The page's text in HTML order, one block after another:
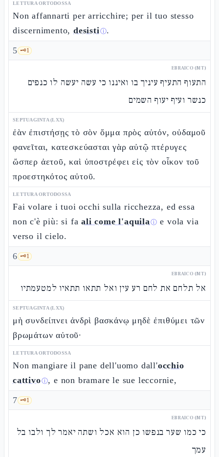
LETTURA ORTODOSSA
Non affannarti per arricchire; per il tuo stesso
discernimento,desistiⓘ.
5 🗝️1
EBRAICO (MT)
התעוף התעיף עיניך בו ואיננו כי עשה יעשה לו כנפים
כנשר ועיף יעוף השמים
SEPTUAGINTA (LXX)
ἐὰν ἐπιστήσῃς τὸ σὸν ὄμμα πρὸς αὐτόν, οὐδαμοῦ
φανεῖται, κατεσκεύασται γὰρ αὐτῷ πτέρυγες
ὥσπερ ἀετοῦ, καὶ ὑποστρέφει εἰς τὸν οἶκον τοῦ
προεστηκότος αὐτοῦ.
LETTURA ORTODOSSA
Fai volare i tuoi occhi sulla ricchezza, ed essa
non c'è più: si faali come l'aquilaⓘ e vola via
verso il cielo.
6 🗝️1
EBRAICO (MT)
אל תלחם את לחם רע עין ואל תתאו תתאיו למטעמתיו
SEPTUAGINTA (LXX)
μὴ συνδείπνει ἀνδρὶ βασκάνῳ μηδὲ ἐπιθύμει τῶν
βρωμάτων αὐτοῦ·
LETTURA ORTODOSSA
Non mangiare il pane dell'uomo dall'occhio
cattivoⓘ, e non bramare le sue leccornie,
7 🗝️1
EBRAICO (MT)
כי כמו שער בנפשו כן הוא אכל ושתה יאמר לך ולבו בל
עמך